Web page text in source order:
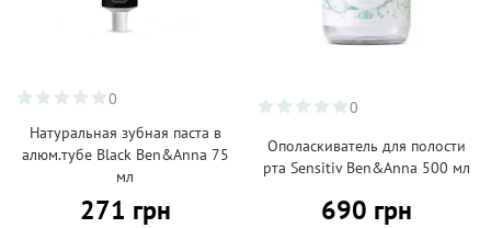
0
Натуральная зубная паста в
алюм.тубе Black Ben&Anna 75
мл
271 грн
0
Ополаскиватель для полости
рта Sensitiv Ben&Anna 500 мл
690 грн